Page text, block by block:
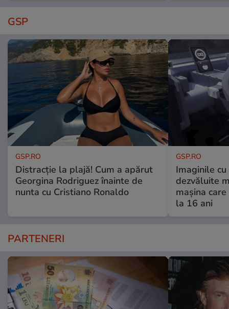
GSP
GSP.RO
Distracție la plajă! Cum a apărut
Georgina Rodriguez înainte de
nunta cu Cristiano Ronaldo
GSP.RO
Imaginile
dezvăluite
mașina
la 16 ani
PARTENERI